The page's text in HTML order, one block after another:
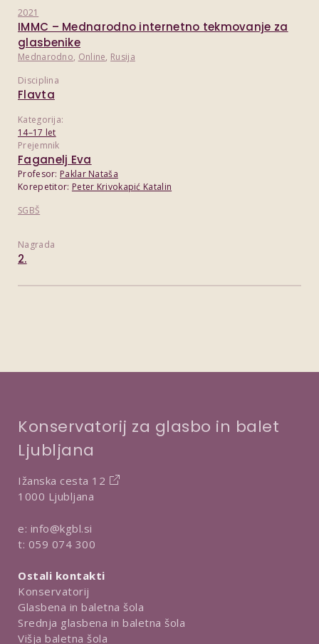
2021
IMMC – Mednarodno internetno tekmovanje za
glasbenike
Mednarodno, Online, Rusija
Disciplina
Flavta
Kategorija:
14–17 let
Prejemnik
Faganelj Eva
Profesor: Paklar Nataša
Korepetitor: Peter Krivokapić Katalin
SGBŠ
Nagrada
2.
Konservatorij za glasbo in balet
Ljubljana
Ižanska cesta 12
1000 Ljubljana
e: info@kgbl.si
t: 059 074 300
Ostali kontakti
Konservatorij
Glasbena in baletna šola
Srednja glasbena in baletna šola
Višja baletna šola